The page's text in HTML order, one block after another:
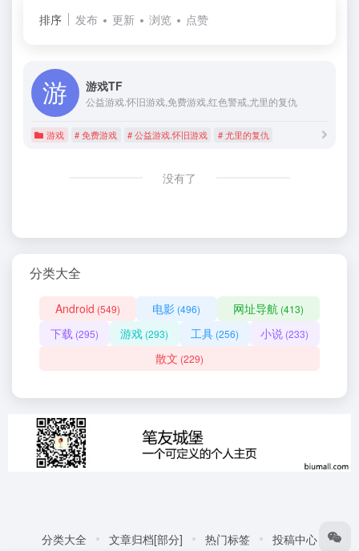
排序 发布 更新 浏览 点赞
游戏TF
公益游戏.怀旧游戏,免费游戏,红色警戒,尤里的复仇
游戏 # 免费游戏 # 公益游戏.怀旧游戏 # 尤里的复仇
没有了
分类大全
Android (549) 电影 (496) 网址导航 (413)
下载 (295) 游戏 (293) 工具(256) 小说 (233)
散文 (229)
分类大全 文章归档[部分] 热门标签 投稿中心